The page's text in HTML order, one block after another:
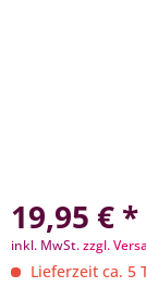
19,95 € *
inkl. MwSt.zzgl.
Lieferzeit ca. 5